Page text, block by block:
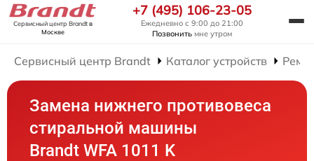
Сервисный центр Brandtв
Москве
+7 (495) 106-23-05
Ежедневно с 9:00 до 21:00
Позвонить мне утром
Сервисный центр Brandt Каталог устройств
Замена нижнего противовеса
стиральной машины
Brandt WFA 1011 K